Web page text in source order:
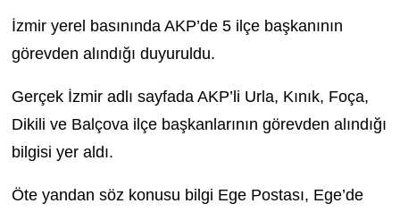
İzmir yerel basınında AKP’de 5 ilçe başkanının
görevden alındığı duyuruldu.
Gerçek İzmir adlı sayfada AKP’li Urla, Kınık, Foça,
Dikili ve Balçova ilçe başkanlarının görevden alındığı
bilgisi yer aldı.
Öte yandan söz konusu bilgi Ege Postası, Ege’de